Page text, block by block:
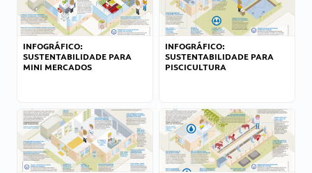
INFOGRÁFICO:
SUSTENTABILIDADE PARA
MINI MERCADOS
INFOGRÁFICO:
SUSTENTABILIDADE PARA
PISCICULTURA